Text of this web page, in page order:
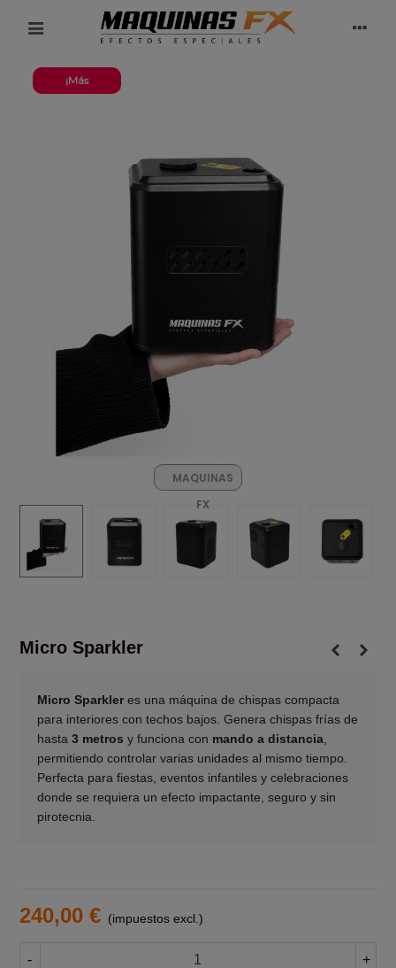
MAQUINAS
FX
¡Más
Micro Sparkler
Micro Sparkleres una máquina de chispas compacta
para interiores con techos bajos. Genera chispas frías de
hasta 3 metros y funciona con mando a distancia,
permitiendo controlar varias unidades al mismo tiempo.
Perfecta para fiestas, eventos infantiles y celebraciones
donde se requiera un efecto impactante, seguro y sin
pirotecnia.
240,00 € (impuestos excl.)
- +